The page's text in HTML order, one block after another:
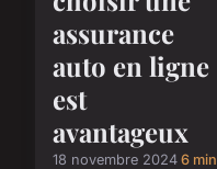
assurance
auto en ligne
est
avantageux
18 novembre 2024 6 min